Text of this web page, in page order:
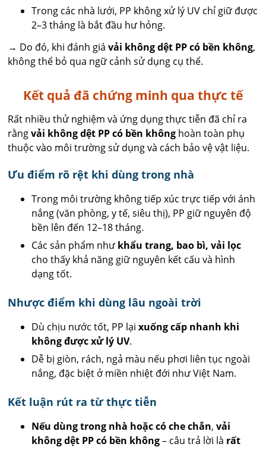
Trong các nhà lưới, PP không xử lý UV chỉ giữ được
2–3 tháng là bắt đầu hư hỏng.
→ Do đó, khi đánh giávải không dệt PP có bền không,
không thể bỏ qua ngữ cảnh sử dụng cụ thể.
Kết quả đã chứng minh qua thực tế
Rất nhiều thử nghiệm và ứng dụng thực tiễn đã chỉ ra
rằngvải không dệt PP có bền không hoàn toàn phụ
thuộc vào môi trường sử dụng và cách bảo vệ vật liệu.
Ưu điểm rõ rệt khi dùng trong nhà
Trong môi trường không tiếp xúc trực tiếp với ánh
nắng (văn phòng, y tế, siêu thị), PP giữ nguyên độ
bền lên đến 12–18 tháng.
Các sản phẩm như khẩu trang, bao bì, vải lọc
cho thấy khả năng giữ nguyên kết cấu và hình
dạng tốt.
Nhược điểm khi dùng lâu ngoài trời
Dù chịu nước tốt, PP lạixuống cấp nhanh khi
không được xử lý UV.
Dễ bị giòn, rách, ngả màu nếu phơi liên tục ngoài
nắng, đặc biệt ở miền nhiệt đới như Việt Nam.
Kết luận rút ra từ thực tiễn
Nếu dùng trong nhà hoặc có che chắn,vải
không dệt PP có bền không– câu trả lời là rất